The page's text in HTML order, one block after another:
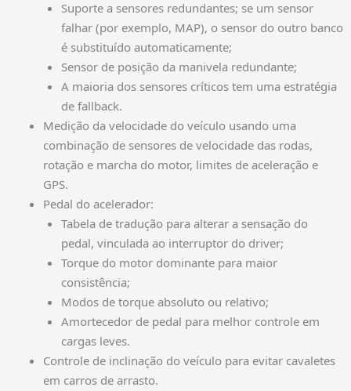
Suporte a sensores redundantes; se um sensor
falhar (por exemplo, MAP), o sensor do outro banco
é substituído automaticamente;
Sensor de posição da manivela redundante;
A maioria dos sensores críticos tem uma estratégia
de fallback.
Medição da velocidade do veículo usando uma
combinação de sensores de velocidade das rodas,
rotação e marcha do motor, limites de aceleração e
GPS.
Pedal do acelerador:
Tabela de tradução para alterar a sensação do
pedal, vinculada ao interruptor do driver;
Torque do motor dominante para maior
consistência;
Modos de torque absoluto ou relativo;
Amortecedor de pedal para melhor controle em
cargas leves.
Controle de inclinação do veículo para evitar cavaletes
em carros de arrasto.